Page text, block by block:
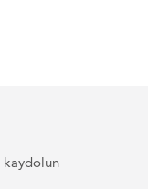
kaydolun